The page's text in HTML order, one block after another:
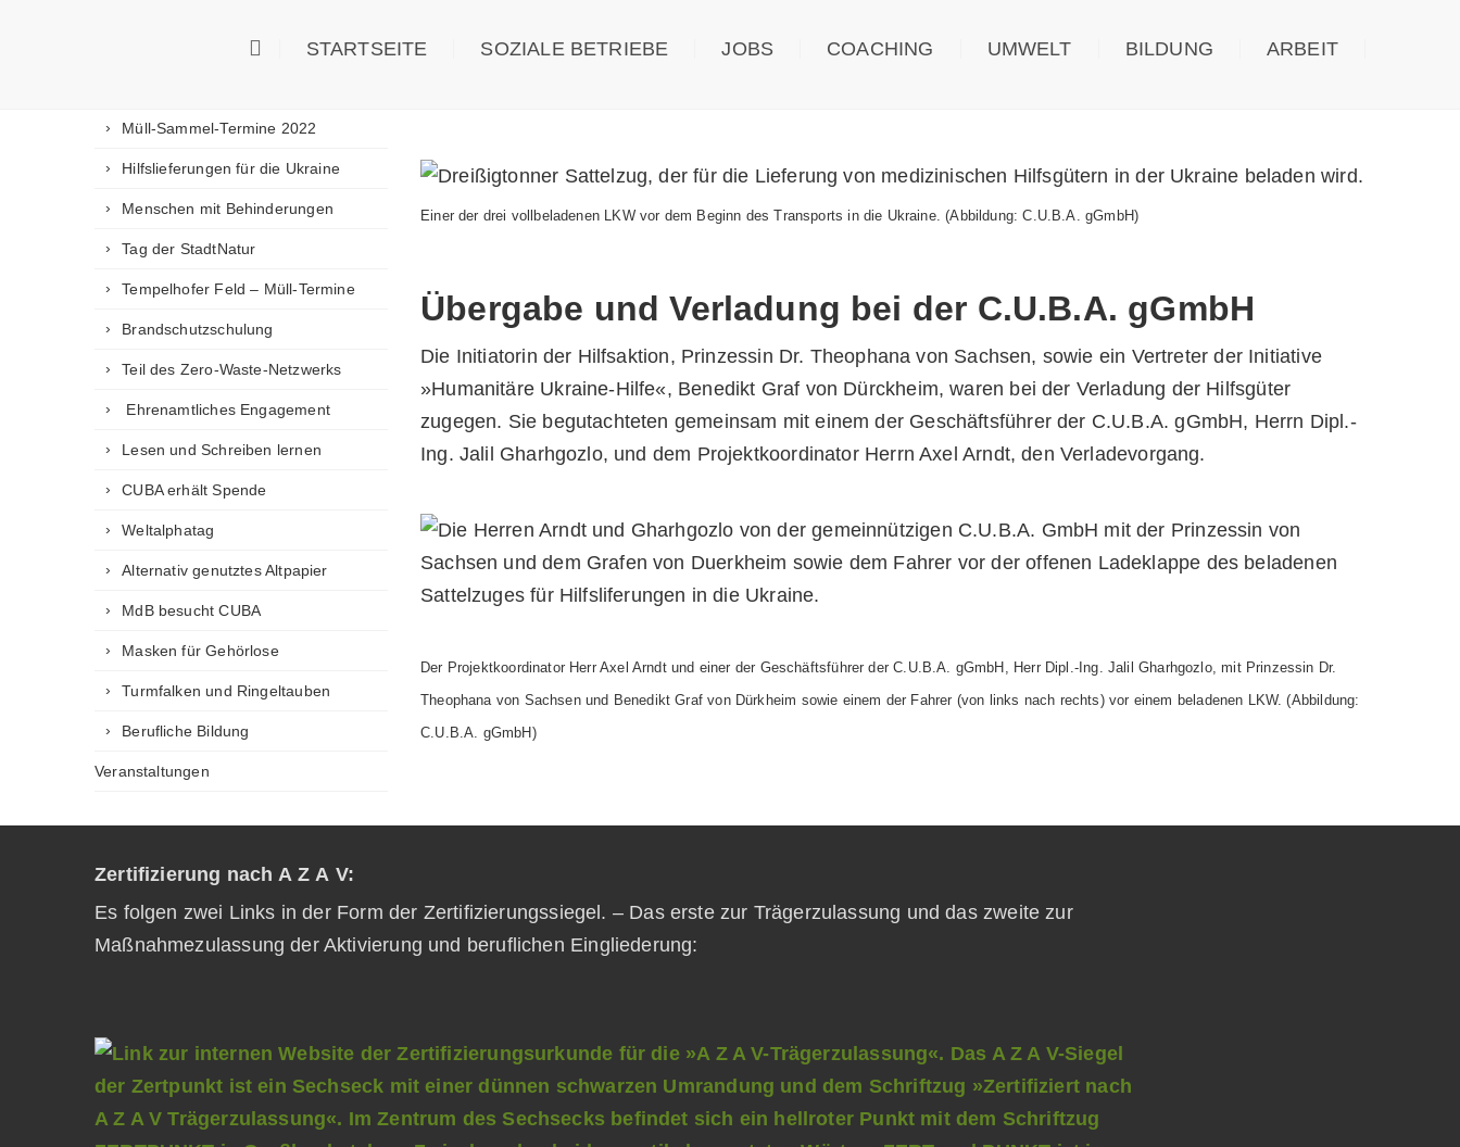
STARTSEITE SOZIALE BETRIEBE JOBS COACHING UMWELT BILDUNG ARBEIT
Einer der drei vollbeladenen LKW vor dem Beginn des Transports in die Ukraine. (Abbildung: C.U.B.A. gGmbH)
Übergabe und Verladung bei der C.U.B.A. gGmbH
Die Initiatorin der Hilfsaktion, Prinzessin Dr. Theophana von Sachsen, sowie ein Vertreter der Initiative
»Humanitäre Ukraine-Hilfe«, Benedikt Graf von Dürckheim, waren bei der Verladung der Hilfsgüter
zugegen. Sie begutachteten gemeinsam mit einem der Geschäftsführer der C.U.B.A. gGmbH, Herrn Dipl.-
Ing. Jalil Gharhgozlo, und dem Projektkoordinator Herrn Axel Arndt, den Verladevorgang.
Der Projektkoordinator Herr Axel Arndt und einer der Geschäftsführerder C.U.B.A. gGmbH , Herr Dipl.-Ing. Jalil Gharhgozlo, mit Prinzessin Dr.
Theophana von Sachsen und Benedikt Graf von Dürkheim sowie einem der Fahrer (von links nach rechts) vor einem beladenen LKW. (Abbildung:
C.U.B.A. gGmbH)
15. Berliner Freiwilligenbörse
Müll-Sammel-Termine 2022
Hilfslieferungen für die Ukraine
Menschen mit Behinderungen
Tag der StadtNatur
Tempelhofer Feld – Müll-Termine
Brandschutzschulung
Teil des Zero-Waste-Netzwerks
Ehrenamtliches Engagement
Lesen und Schreiben lernen
CUBA erhält Spende
Weltalphatag
Alternativ genutztes Altpapier
MdB besucht CUBA
Masken für Gehörlose
Turmfalken und Ringeltauben
Berufliche Bildung
Veranstaltungen
Zertifizierung nach A Z A V:
Es folgen zwei Links in der Form der Zertifizierungssiegel. – Das erste zur Trägerzulassung und das zweite zur
Maßnahmezulassung der Aktivierung und beruflichen Eingliederung: